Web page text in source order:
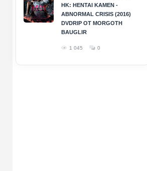
HK: HENTAI KAMEN -
ABNORMAL CRISIS (2016)
DVDRIP ОТ MORGOTH
BAUGLIR
1 045 0